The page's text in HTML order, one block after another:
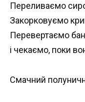
Переливаємо
Закорковуємо
Перевертаємо
і чекаємо, поки
Смачний